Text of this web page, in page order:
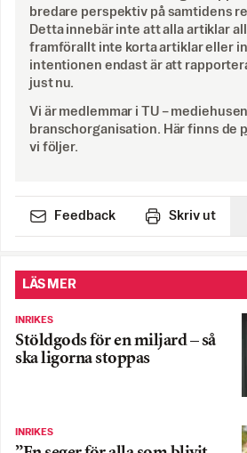
bredare perspektiv på samtidens
Detta innebär inte att alla artiklar
framförallt inte korta artiklar eller
intentionen endast är att
just nu.
Vi är medlemmar i TU –
branschorganisation. Här finns de
vi följer.
Feedback Skriv ut
LÄS MER
INRIKES
Stöldgods för en miljard – så
ska ligorna stoppas
INRIKES